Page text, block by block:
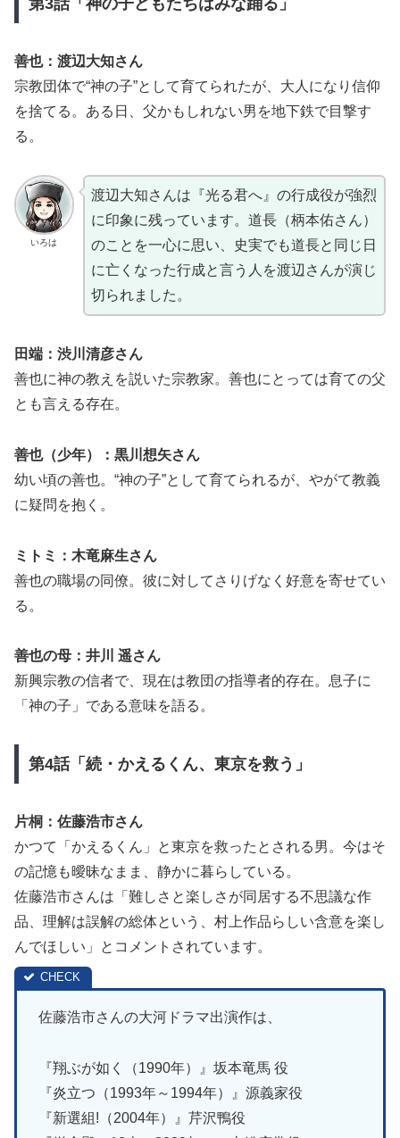
第3話「神の子どもたちはみな踊る」
善也：渡辺大知さん
宗教団体で“神の子”として育てられたが、大人になり信仰
を捨てる。ある日、父かもしれない男を地下鉄で目撃す
る。
いろは
渡辺大知さんは『光る君へ』の行成役が強烈
に印象に残っています。道長（柄本佑さん）
のことを一心に思い、史実でも道長と同じ日
に亡くなった行成と言う人を渡辺さんが演じ
切られました。
田端：渋川清彦さん
善也に神の教えを説いた宗教家。善也にとっては育ての父
とも言える存在。
善也（少年）：黒川想矢さん
幼い頃の善也。“神の子”として育てられるが、やがて教義
に疑問を抱く。
ミトミ：木竜麻生さん
善也の職場の同僚。彼に対してさりげなく好意を寄せてい
る。
善也の母：井川 遥さん
新興宗教の信者で、現在は教団の指導者的存在。息子に
「神の子」である意味を語る。
第4話「続・かえるくん、東京を救う」
片桐：佐藤浩市さん
かつて「かえるくん」と東京を救ったとされる男。今はそ
の記憶も曖昧なまま、静かに暮らしている。
佐藤浩市さんは「難しさと楽しさが同居する不思議な作
品、理解は誤解の総体という、村上作品らしい含意を楽し
んでほしい」とコメントされています。
佐藤浩市さんの大河ドラマ出演作は、
『翔ぶが如く（1990年）』坂本竜馬 役
『炎立つ（1993年～1994年）』源義家役
『新選組!（2004年）』芹沢鴨役